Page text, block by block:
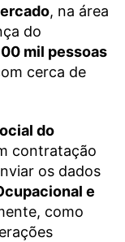
, na área
do
mil pessoas
cerca de
do
contratação
os dados
e
como